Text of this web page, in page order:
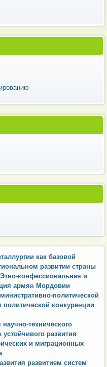
ссылка)
как базовой
развитии страны
конфессиональная и
армян Мордовии
политической
политической конкуренции
технического
устойчивого развития
и миграционных
развитием систем